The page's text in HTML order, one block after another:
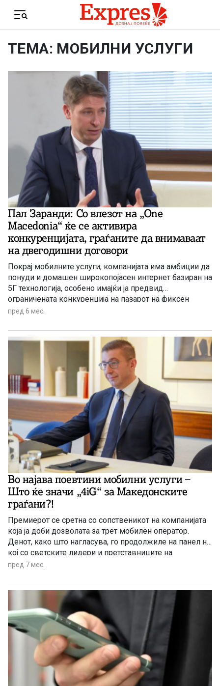
Menu
ТЕМА: МОБИЛНИ УСЛУГИ
Пал Заранди: Со влезот на „One
Macedonia“ ќе се активира
конкуренцијата, граѓаните да внимаваат
на двегодишни договори
Покрај мобилните услуги, компанијата има амбиции да
понуди и домашен широкопојасен интернет базиран на
5Г технологија, особено имајќи ја предвид
ограничената конкуренција на пазарот на фиксен
интернет во земјава. Со ваквиот пристап, One
долгорочна доверба со корисниците и да понуди
реална и фер алтернатива на постојните
телекомуникациски услуги на македонскиот пазар.
пред 6 мес.
Во најава поевтини мобилни услуги –
Што ќе значи „4iG“ за Македонските
граѓани?!
Премиерот се сретна со сопственикот на компанијата
која ја доби дозволата за трет мобилен оператор.
Денот, како што нагласува, го продолжиле на панел на
кој со светските лидери и претставниците на
мултинационални компании разговарале за
следуваат.
пред 7 мес.